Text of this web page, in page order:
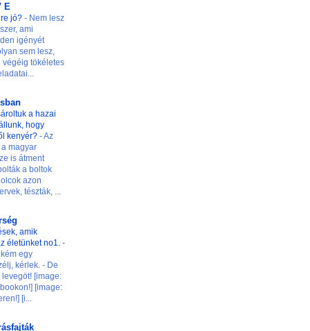
E
jó? - Nem lesz
ami
igényét
sem lesz,
végéig tökéletes
a hazai
hogy
kenyér? -Az
magyar
is átment
a boltok
azon
tészták, ...
amik
életünket no1. -
egy
kérlek. - De
[image:
[image:
[i...